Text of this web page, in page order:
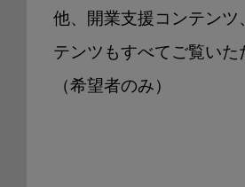
他、開業支援コンテンツ
テンツもすべてご覧いた
（希望者のみ）